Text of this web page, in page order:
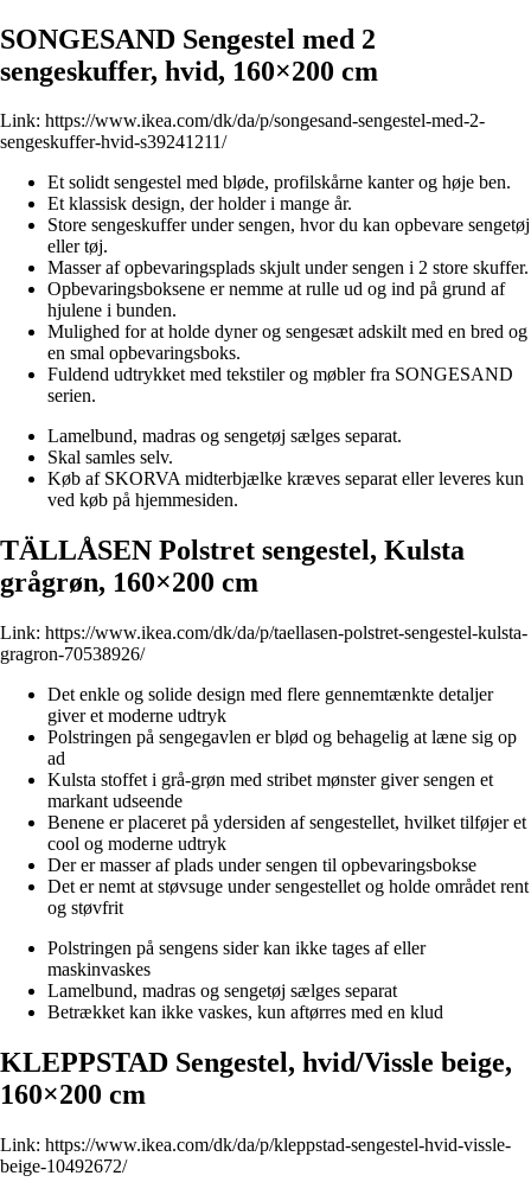
SONGESAND Sengestel med 2
sengeskuffer, hvid, 160×200 cm
Link: https://www.ikea.com/dk/da/p/songesand-sengestel-med-2-
sengeskuffer-hvid-s39241211/
Et solidt sengestel med bløde, profilskårne kanter og høje ben.
Et klassisk design, der holder i mange år.
Store sengeskuffer under sengen, hvor du kan opbevare sengetøj
eller tøj.
Masser af opbevaringsplads skjult under sengen i 2 store skuffer.
Opbevaringsboksene er nemme at rulle ud og ind på grund af
hjulene i bunden.
Mulighed for at holde dyner og sengesæt adskilt med en bred og
en smal opbevaringsboks.
Fuldend udtrykket med tekstiler og møbler fra SONGESAND
serien.
Lamelbund, madras og sengetøj sælges separat.
Skal samles selv.
Køb af SKORVA midterbjælke kræves separat eller leveres kun
ved køb på hjemmesiden.
TÄLLÅSEN Polstret sengestel, Kulsta
grågrøn, 160×200 cm
Link: https://www.ikea.com/dk/da/p/taellasen-polstret-sengestel-kulsta-
gragron-70538926/
Det enkle og solide design med flere gennemtænkte detaljer
giver et moderne udtryk
Polstringen på sengegavlen er blød og behagelig at læne sig op
ad
Kulsta stoffet i grå-grøn med stribet mønster giver sengen et
markant udseende
Benene er placeret på ydersiden af sengestellet, hvilket tilføjer et
cool og moderne udtryk
Der er masser af plads under sengen til opbevaringsbokse
Det er nemt at støvsuge under sengestellet og holde området rent
og støvfrit
Polstringen på sengens sider kan ikke tages af eller
maskinvaskes
Lamelbund, madras og sengetøj sælges separat
Betrækket kan ikke vaskes, kun aftørres med en klud
KLEPPSTAD Sengestel, hvid/Vissle beige,
160×200 cm
Link: https://www.ikea.com/dk/da/p/kleppstad-sengestel-hvid-vissle-
beige-10492672/